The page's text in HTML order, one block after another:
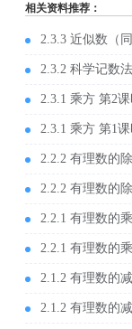
相关资料推荐：
2.3.3 近似数（
2.3.2 科学记数
2.3.1 乘方 第2
2.3.1 乘方 第1
2.2.2 有理数的
2.2.2 有理数的
2.2.1 有理数的
2.2.1 有理数的
2.1.2 有理数的
2.1.2 有理数的